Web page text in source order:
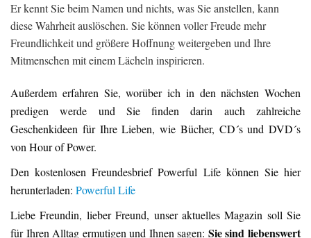
Er kennt Sie beim Namen und nichts, was Sie anstellen, kann
diese Wahrheit auslöschen. Sie können voller Freude mehr
Freundlichkeit und größere Hoffnung weitergeben und Ihre
Mitmenschen mit einem Lächeln inspirieren.
Außerdem erfahren Sie, worüber ich in den nächsten Wochen
predigen werde und Sie finden darin auch zahlreiche
Geschenkideen für Ihre Lieben, wie Bücher, CD´s und DVD´s
von Hour of Power.
Den kostenlosen Freundesbrief Powerful Life können Sie hier
herunterladen: Powerful Life
Liebe Freundin, lieber Freund, unser aktuelles Magazin soll Sie
für Ihren Alltag ermutigen und Ihnen sagen: Sie sind liebenswert